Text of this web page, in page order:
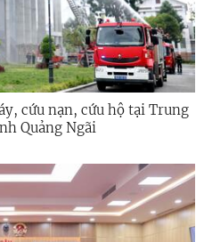
cứu nạn, cứu hộ tại Trung
Quảng Ngãi